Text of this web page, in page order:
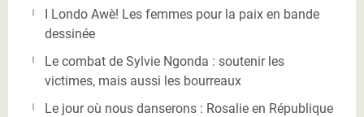
I Londo Awè! Les femmes pour la paix en bande
dessinée
Le combat de Sylvie Ngonda : soutenir les
victimes, mais aussi les bourreaux
Le jour où nous danserons : Rosalie en République